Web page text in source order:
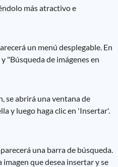
más atractivo e
un menú desplegable. En
"Búsqueda de imágenes en
se abrirá una ventana de
y luego haga clic en 'Insertar'.
una barra de búsqueda.
que desea insertar y se